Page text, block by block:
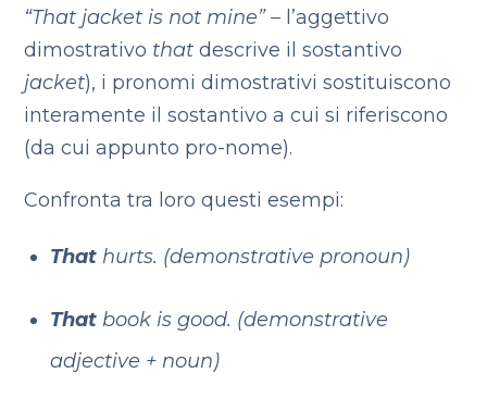
“That jacket is not mine”– l’aggettivo
dimostrativo that descrive il sostantivo
jacket), i pronomi dimostrativi sostituiscono
interamente il sostantivo a cui si riferiscono
(da cui appunto pro-nome).
Confronta tra loro questi esempi:
Thathurts. (demonstrative pronoun)
Thatbook is good. (demonstrative
adjective + noun)